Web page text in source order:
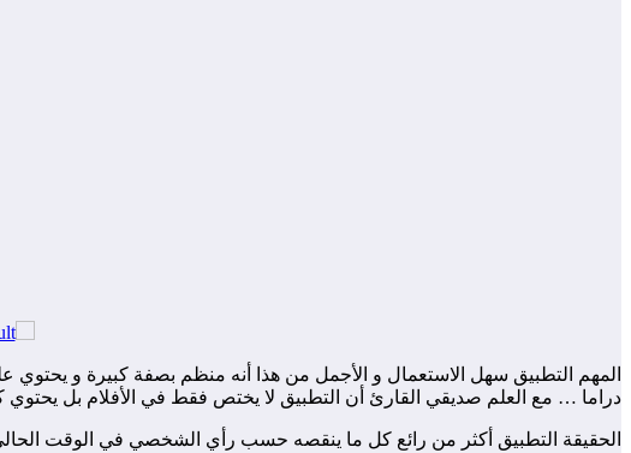
المهم التطبيق سهل الاستعمال و الأجمل من هذا أنه منظم بصفة كبيرة و
دراما … مع العلم صديقي القارئ أن التطبيق لا يختص فقط في الأفلام بل
الحقيقة التطبيق أكثر من رائع كل ما ينقصه حسب رأي الشخصي في الوقت